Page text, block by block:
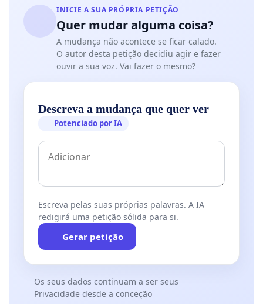
INICIE A SUA PRÓPRIA PETIÇÃO
Quer mudar alguma coisa?
A mudança não acontece se ficar calado.
O autor desta petição decidiu agir e fazer
ouvir a sua voz. Vai fazer o mesmo?
Descreva a mudança que quer ver
Potenciado por IA
Escreva pelas suas próprias palavras. A IA
redigirá uma petição sólida para si.
Gerar petição
Os seus dados continuam a ser seus
Privacidade desde a conceção